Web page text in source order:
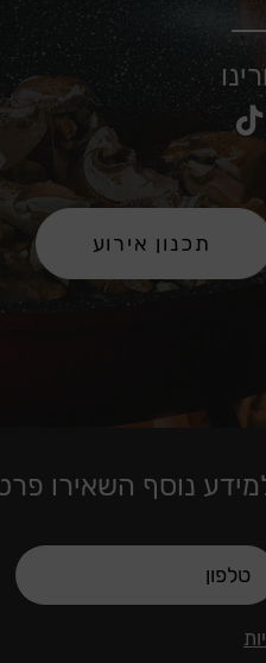
תכנון אירוע
נוסף השאירו